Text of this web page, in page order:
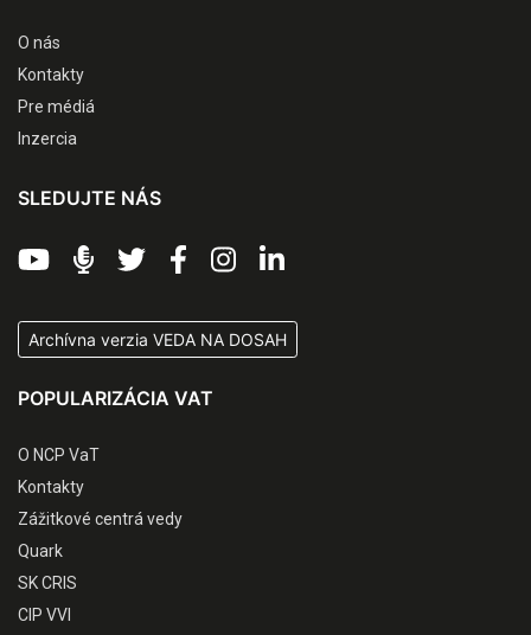
O nás
Kontakty
Pre médiá
Inzercia
SLEDUJTE NÁS
Archívna verzia VEDA NA DOSAH
POPULARIZÁCIA VAT
O NCP VaT
Kontakty
Zážitkové centrá vedy
Quark
SK CRIS
CIP VVI